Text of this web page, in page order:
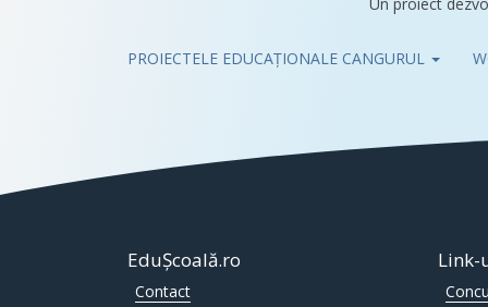
Pub
PROIECTELE EDUCAȚIONALE CANGURUL
EduȘcoală.ro
Contact
Link-